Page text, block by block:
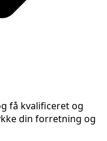
få kvalificeret og
din forretning og